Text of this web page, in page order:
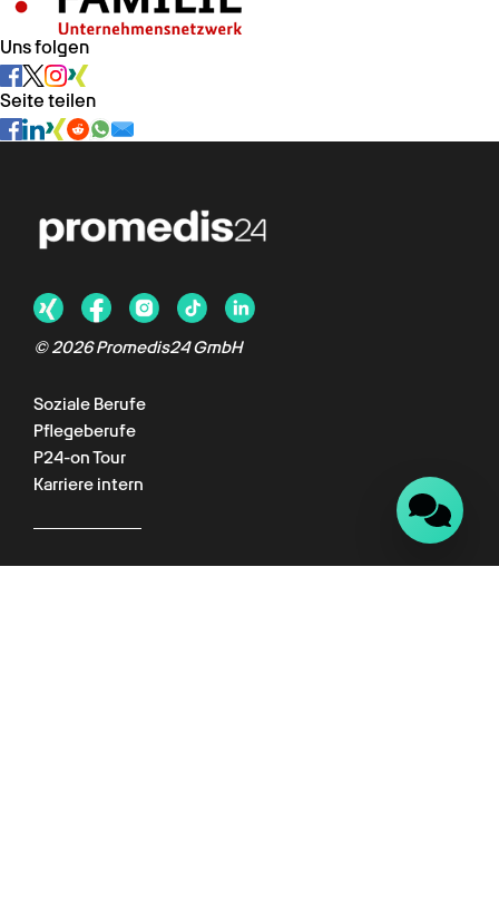
Uns folgen
Seite teilen
© 2026 Promedis24 GmbH
Soziale Berufe
Pflegeberufe
P24-on Tour
Karriere intern
Für Kunden
Chat verfügbar